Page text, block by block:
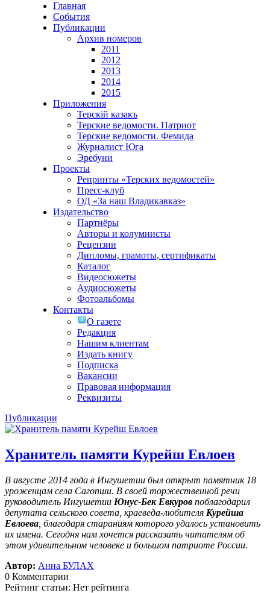
Главная
События
Публикации
Архив номеров
2011
2012
2013
2014
2015
Приложения
Терскiй казакъ
Терские ведомости. Патриот
Терские ведомости. Фемида
Журналист Юга
Эребуни
Проекты
Репринты «Терских ведомостей»
Пресс-клуб
ОД «За наш Владикавказ»
Издательство
Партнёры
Авторы и колумнисты
Рецензии
Дипломы, грамоты, сертификаты
Каталог
Видеосюжеты
Аудиосюжеты
Фотоальбомы
Контакты
О газете
Редакция
Нашим клиентам
Издать книгу
Подписка
Вакансии
Правовая информация
Реквизиты
Публикации
Хранитель памяти Курейш Евлоев
В августе 2014 года в Ингушетии был открыт памятник 18
уроженцам села Сагопши. В своей торжественной речи
руководитель Ингушетии Юнус-Бек Евкуров поблагодарил
депутата сельского совета, краеведа-любителя Курейша
Евлоева , благодаря стараниям которого удалось установить
их имена. Сегодня нам хочется рассказать читателям об
этом удивительном человеке и большом патриоте России.
Автор: Анна БУЛАХ
0 Комментарии
Рейтинг статьи: Нет рейтинга